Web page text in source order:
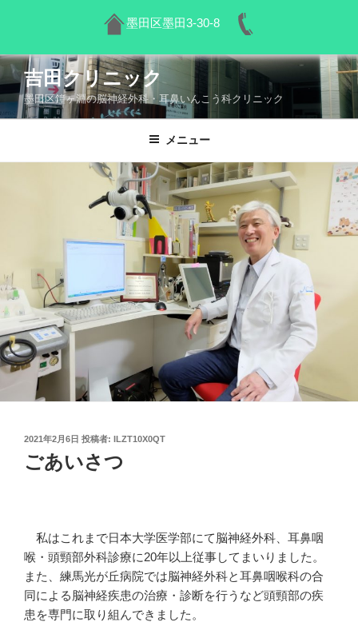
墨田区墨田3-30-8
コ
ン
テ
ン
吉田クリニック
墨田区鐘ヶ淵の脳神経外科・耳鼻いんこう科クリニック
メニュー
投
日:
2021年2月6日 投稿者: ILZT10X0QT
ごあいさつ
私はこれまで日本大学医学部にて脳神経外科、耳鼻咽
喉・頭頸部外科診療に20年以上従事してまいりました。
また、練馬光が丘病院では脳神経外科と耳鼻咽喉科の合
同による脳神経疾患の治療・診断を行うなど頭頸部の疾
患を専門に取り組んできました。